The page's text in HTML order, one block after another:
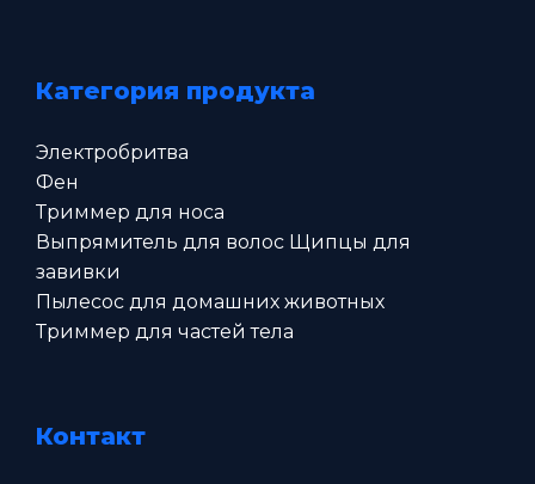
Категория продукта
Электробритва
Фен
Триммер для носа
Выпрямитель для волос Щипцы для
завивки
Пылесос для домашних животных
Триммер для частей тела
Контакт